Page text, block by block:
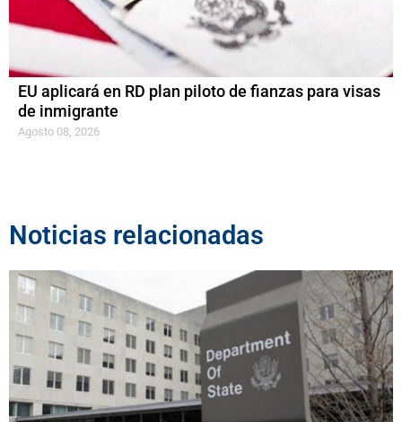
EU aplicará en RD plan piloto de fianzas para visas
de inmigrante
Agosto 08, 2026
Noticias relacionadas